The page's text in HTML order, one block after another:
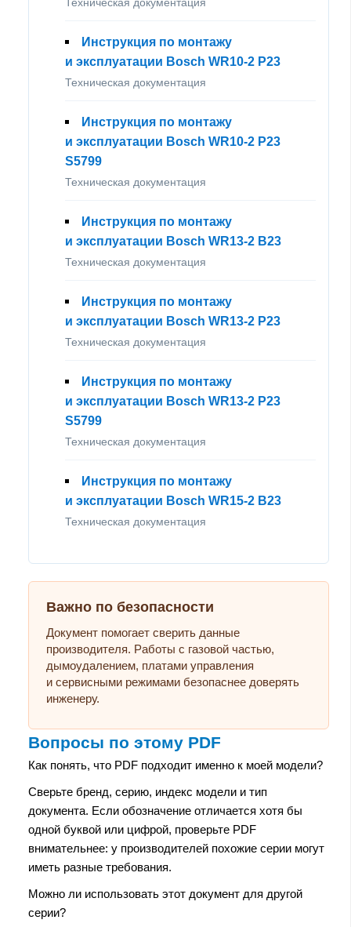
Инструкция по монтажу
и эксплуатации Bosch WR10-2 P23
Техническая документация
Инструкция по монтажу
и эксплуатации Bosch WR10-2 P23
S5799
Техническая документация
Инструкция по монтажу
и эксплуатации Bosch WR13-2 B23
Техническая документация
Инструкция по монтажу
и эксплуатации Bosch WR13-2 P23
Техническая документация
Инструкция по монтажу
и эксплуатации Bosch WR13-2 P23
S5799
Техническая документация
Инструкция по монтажу
и эксплуатации Bosch WR15-2 B23
Техническая документация
Важно по безопасности
Документ помогает сверить данные
производителя. Работы с газовой частью,
дымоудалением, платами управления
и сервисными режимами безопаснее доверять
инженеру.
Вопросы по этому PDF
Как понять, что PDF подходит именно к моей модели?
Сверьте бренд, серию, индекс модели и тип
документа. Если обозначение отличается хотя бы
одной буквой или цифрой, проверьте PDF
внимательнее: у производителей похожие серии могут
иметь разные требования.
Можно ли использовать этот документ для другой
серии?